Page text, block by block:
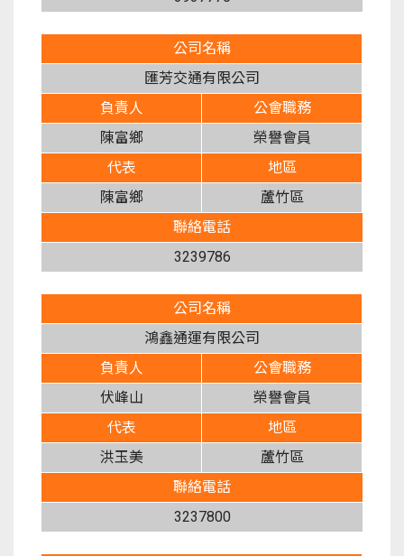
公司名稱
匯芳交通有限公司
負責人
陳富鄉
公會職務
榮譽會員
代表
陳富鄉
地區
蘆竹區
聯絡電話
3239786
公司名稱
鴻鑫通運有限公司
負責人
伏峰山
公會職務
榮譽會員
代表
洪玉美
地區
蘆竹區
聯絡電話
3237800